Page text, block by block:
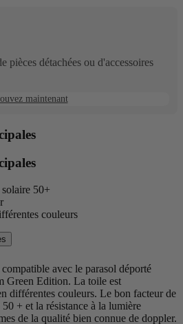
pièces détachées ou d'accessoires
maintenant
50+
couleurs
avec le parasol déporté
Green Edition. La toile est
différentes couleurs. Le bon facteur de
+ et la résistance à la lumière
de la qualité bien connue de doppler.